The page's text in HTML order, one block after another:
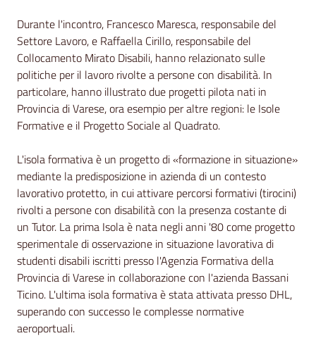
Durante l'incontro, Francesco Maresca, responsabile del
Settore Lavoro, e Raffaella Cirillo, responsabile del
Collocamento Mirato Disabili, hanno relazionato sulle
politiche per il lavoro rivolte a persone con disabilità. In
particolare, hanno illustrato due progetti pilota nati in
Provincia di Varese, ora esempio per altre regioni: le Isole
Formative e il Progetto Sociale al Quadrato.
L'isola formativa è un progetto di «formazione in situazione»
mediante la predisposizione in azienda di un contesto
lavorativo protetto, in cui attivare percorsi formativi (tirocini)
rivolti a persone con disabilità con la presenza costante di
un Tutor. La prima Isola è nata negli anni '80 come progetto
sperimentale di osservazione in situazione lavorativa di
studenti disabili iscritti presso l'Agenzia Formativa della
Provincia di Varese in collaborazione con l'azienda Bassani
Ticino. L'ultima isola formativa è stata attivata presso DHL,
superando con successo le complesse normative
aeroportuali.